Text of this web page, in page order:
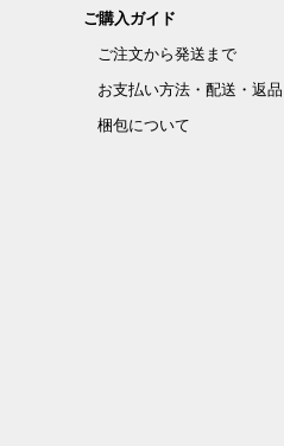
ご購入ガイド
ご注文から発送まで
お支払い方法・配送・返品
梱包について